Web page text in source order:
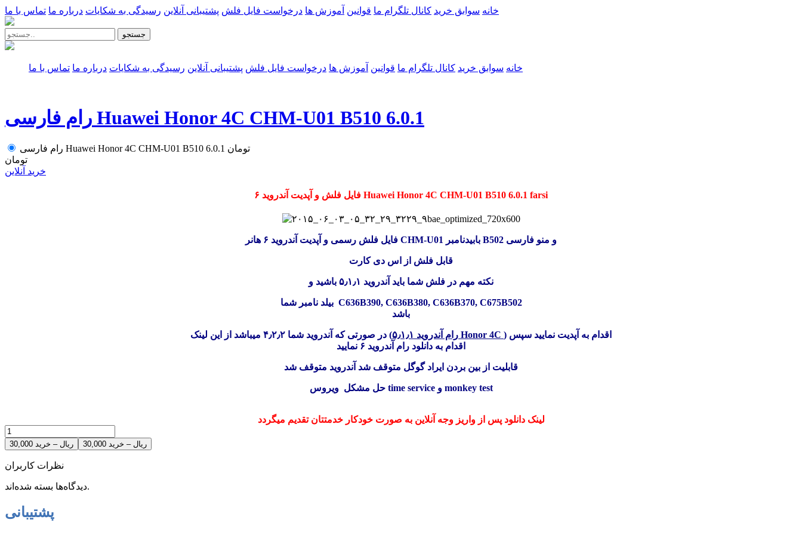
خانه سوابق خرید کانال تلگرام ما قوانین آموزش ها درخواست فایل فلش پشتیبانی آنلاین رسیدگی به شکایات درباره ما تماس با ما
جستجو
خانه سوابق خرید کانال تلگرام ما قوانین آموزش ها درخواست فایل فلش پشتیبانی آنلاین رسیدگی به شکایات درباره ما تماس با ما
رام فارسی Huawei Honor 4C CHM-U01 B510 6.0.1
رام فارسی Huawei Honor 4C CHM-U01 B510 6.0.1 تومان
تومان
خرید آنلاین
فایل فلش و آپدیت آندروید ۶ Huawei Honor 4C CHM-U01 B510 6.0.1 farsi
فایل فلش رسمی و آپدیت آندروید ۶ هانر CHM-U01 بابیدنامبر B502 و منو فارسی
قابل فلش از اس دی کارت
نکته مهم در فلش شما باید آندروید ۵٫۱٫۱ باشید و
بیلد نامبر شما C636B390, C636B380, C636B370, C675B502
باشد
در صورتی که آندروید شما ۴٫۲٫۲ میباشد از این لینک ( رام آندروید ۵٫۱٫۱ Honor 4C
) اقدام به آپدیت نمایید سپس
اقدام به دانلود رام آندروید ۶ نمایید
قابلیت از بین بردن ایراد گوگل متوقف شد آندروید متوقف شد
حل مشکل ویروس time service و monkey test
لینک دانلود پس از واریز وجه آنلاین به صورت خودکار خدمتتان تقدیم میگردد
30,000 ریال – خرید
نظرات کاربران
دیدگاه‌ها بسته شده‌اند.
پشتیبانی